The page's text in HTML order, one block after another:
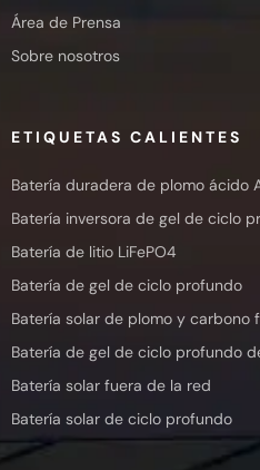
Área de Prensa
Sobre nosotros
ETIQUETAS CALIENTES
Batería duradera de plomo ácido
Batería inversora de gel de ciclo
Batería de litio LiFePO4
Batería de gel de ciclo profundo
Batería solar de plomo y carbono
Batería de gel de ciclo profundo
Batería solar fuera de la red
Batería solar de ciclo profundo